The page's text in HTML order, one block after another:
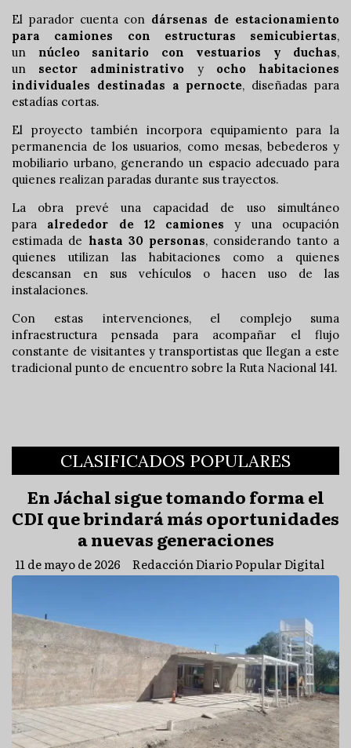
El parador cuenta con dársenas de estacionamiento
para camiones con estructuras semicubiertas,
un núcleo sanitario con vestuarios y duchas,
un sector administrativo y ocho habitaciones
individuales destinadas a pernocte, diseñadas para
estadías cortas.
El proyecto también incorpora equipamiento para la
permanencia de los usuarios, como mesas, bebederos y
mobiliario urbano, generando un espacio adecuado para
quienes realizan paradas durante sus trayectos.
La obra prevé una capacidad de uso simultáneo
para alrededor de 12 camiones y una ocupación
estimada de hasta 30 personas, considerando tanto a
quienes utilizan las habitaciones como a quienes
descansan en sus vehículos o hacen uso de las
instalaciones.
Con estas intervenciones, el complejo suma
infraestructura pensada para acompañar el flujo
constante de visitantes y transportistas que llegan a este
tradicional punto de encuentro sobre la Ruta Nacional 141.
CLASIFICADOS POPULARES
En Jáchal sigue tomando forma el
CDI que brindará más oportunidades
a nuevas generaciones
Redacción Diario Popular Digital
11 de mayo de 2026